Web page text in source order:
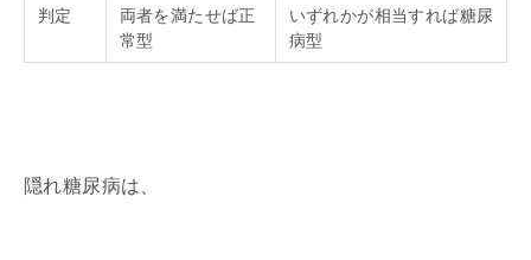
判定
両者を満たせば正
常型
いずれかが相当すれば糖尿
病型
隠れ糖尿病は、